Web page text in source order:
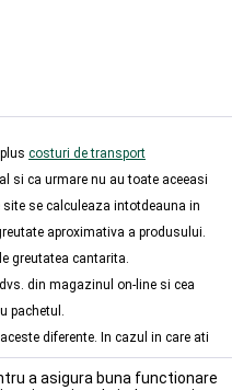
costuri de transport
si ca urmare nu au toate aceeasi
se calculeaza intotdeauna in
aproximativa a produsului.
greutatea cantarita.
din magazinul on-line si cea
pachetul.
diferente. In cazul in care ati
a asigura buna functionare